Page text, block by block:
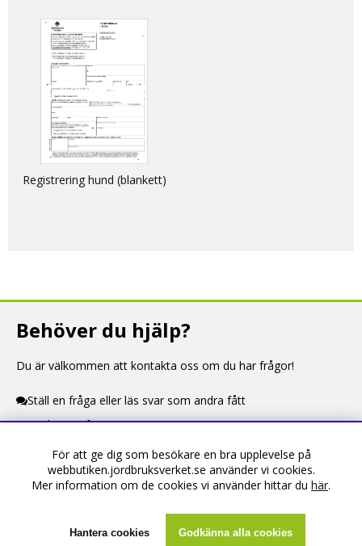
dogs, cats and ferrets into
and within the EU
Registrering hund (blankett)
Behöver du hjälp?
Du är välkommen att kontakta oss om du har frågor!
Ställ en fråga eller läs svar som andra fått
Kontaktuppgifter
Information
Köpevillkor
För att ge dig som besökare en bra upplevelse på
webbutiken.jordbruksverket.se använder vi cookies.
Mer information om de cookies vi använder hittar du här.
Hantera cookies Godkänna alla cookies